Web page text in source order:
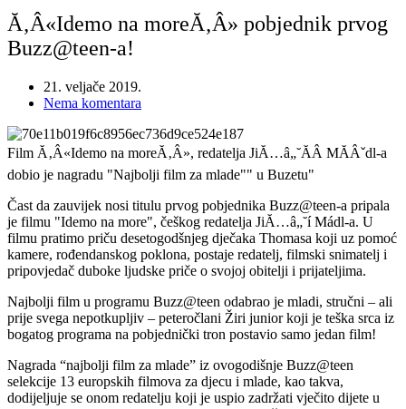
Ă‚Â«Idemo na moreĂ‚Â» pobjednik prvog
Buzz@teen-a!
21. veljače 2019.
Nema komentara
Film Ă‚Â«Idemo na moreĂ‚Â», redatelja JiĂ…â„˘ĂÂ­ MĂÂˇdl-a
dobio je nagradu "Najbolji film za mlade"" u Buzetu"
Čast da zauvijek nosi titulu prvog pobjednika Buzz@teen-a pripala
je filmu "Idemo na more", češkog redatelja JiĂ…â„˘í Mádl-a. U
filmu pratimo priču desetogodšnjeg dječaka Thomasa koji uz pomoć
kamere, rođendanskog poklona, postaje redatelj, filmski snimatelj i
pripovjedač duboke ljudske priče o svojoj obitelji i prijateljima.
Najbolji film u programu Buzz@teen odabrao je mladi, stručni – ali
prije svega nepotkupljiv – peteročlani Žiri junior koji je teška srca iz
bogatog programa na pobjednički tron postavio samo jedan film!
Nagrada “najbolji film za mlade” iz ovogodišnje Buzz@teen
selekcije 13 europskih filmova za djecu i mlade, kao takva,
dodijeljuje se onom redatelju koji je uspio zadržati vječito dijete u